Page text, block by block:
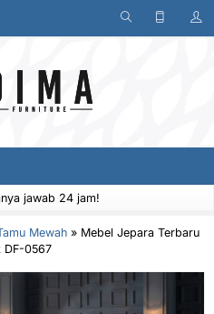
jawab 24 jam!
Mewah » Mebel Jepara Terbaru
DF-0567